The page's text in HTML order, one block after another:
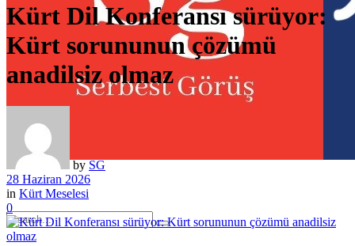
Kürt Dil Konferansı sürüyor:
Kürt sorununun çözümü
anadilsiz olmaz
by SG
28 Haziran 2026
in Kürt Meselesi
0